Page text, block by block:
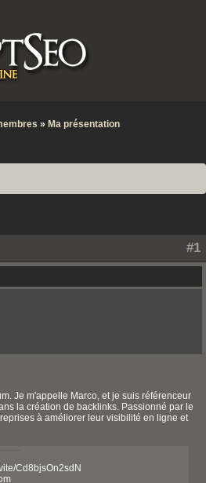
» Ma présentation
#1
Je m'appelle Marco, et je suis référenceur
la création de backlinks. Passionné par le
à améliorer leur visibilité en ligne et
Cd8bjsOn2sdN